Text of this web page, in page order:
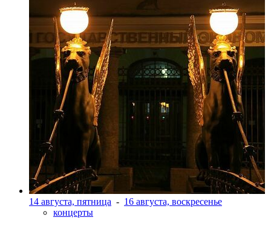
14 августа, пятница - 16 августа, воскресенье
концерты